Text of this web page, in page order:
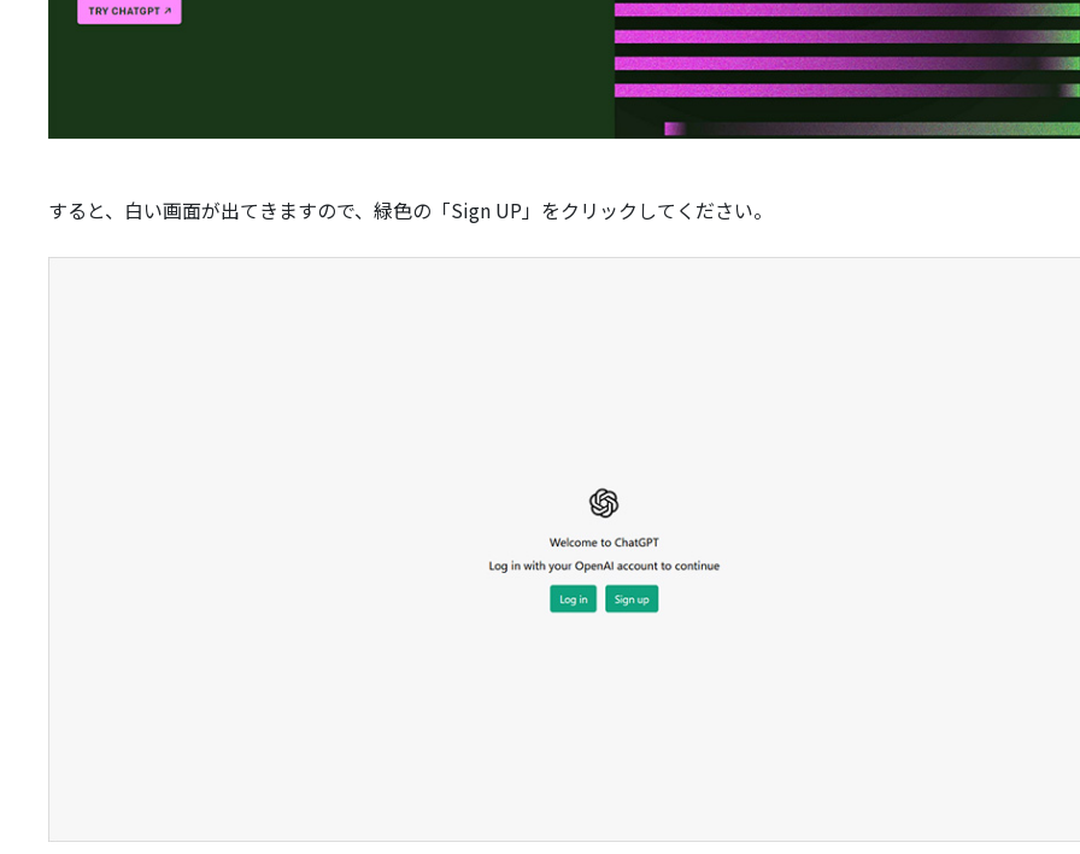
すると、白い画面が出てきますので、緑色の「Sign UP」をクリックしてください。